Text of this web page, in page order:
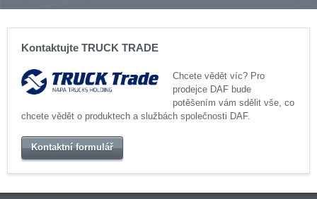
Kontaktujte TRUCK TRADE
Chcete vědět víc? Pro
prodejce DAF bude
potěšením vám sdělit vše, co
chcete vědět o produktech a službách společnosti DAF.
Kontaktní formulář